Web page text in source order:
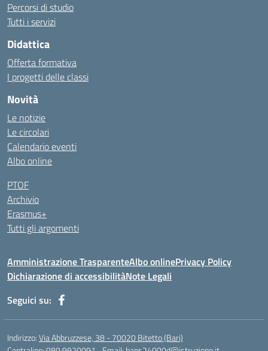
Percorsi di studio
Tutti i servizi
Didattica
Offerta formativa
I progetti delle classi
Novità
Le notizie
Le circolari
Calendario eventi
Albo online
PTOF
Archivio
Erasmus+
Tutti gli argomenti
Amministrazione TrasparenteAlbo onlinePrivacy Policy
Dichiarazione di accessibilitàNote Legali
Seguici su:
Indirizzo:Via Abbruzzese, 38 - 70020 Bitetto (Bari)